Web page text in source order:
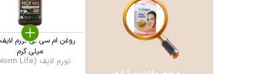
میلی گرم
نورم لایف (Norm Life ...